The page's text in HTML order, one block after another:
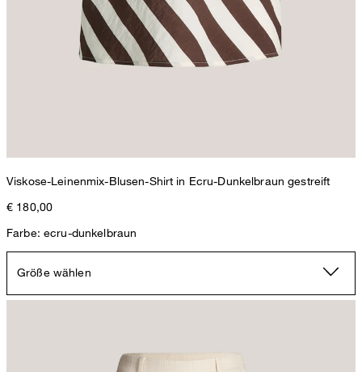
Viskose-Leinenmix-Blusen-Shirt in Ecru-Dunkelbraun gestreift
€ 180,00
Farbe: ecru-dunkelbraun
Größe wählen